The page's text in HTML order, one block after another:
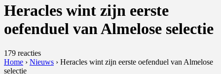
Heracles wint zijn eerste
oefenduel van Almelose selectie
179 reacties
Home › Nieuws › Heracles wint zijn eerste oefenduel van Almelose
selectie